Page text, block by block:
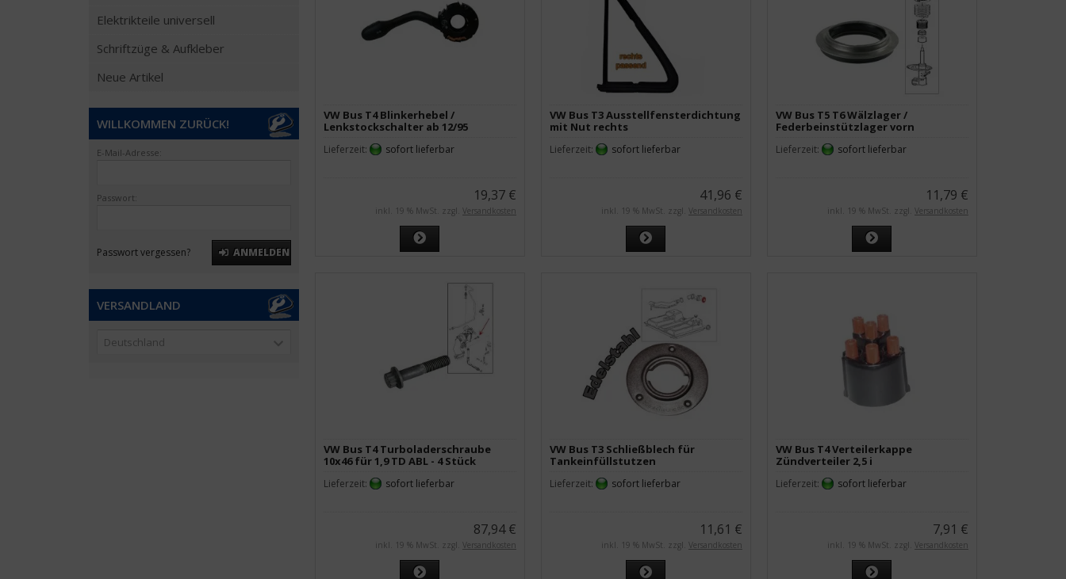
VW Bus T4 Blinkerhebel /
Lenkstockschalter ab 12/95
Lieferzeit: sofort lieferbar
19,37 €
inkl. 19 % MwSt. zzgl. Versandkosten
VW Bus T3 Ausstellfensterdichtung
mit Nut rechts
Lieferzeit: sofort lieferbar
41,96 €
inkl. 19 % MwSt. zzgl. Versandkosten
VW Bus T5 T6 Wälzlager /
Federbeinstützlager vorn
Lieferzeit: sofort lieferbar
11,79 €
inkl. 19 % MwSt. zzgl. Versandkosten
VW Bus T4 Turboladerschraube
10x46 für 1,9 TD ABL - 4 Stück
Lieferzeit: sofort lieferbar
87,94 €
inkl. 19 % MwSt. zzgl. Versandkosten
VW Bus T3 Schließblech für
Tankeinfüllstutzen
Lieferzeit: sofort lieferbar
11,61 €
inkl. 19 % MwSt. zzgl. Versandkosten
VW Bus T4 Verteilerkappe
Zündverteiler 2,5 i
Lieferzeit: sofort lieferbar
7,91 €
inkl. 19 % MwSt. zzgl. Versandkosten
Elektrikteile universell
Schriftzüge & Aufkleber
Neue Artikel
WILLKOMMEN ZURÜCK!
E-Mail-Adresse:
Passwort:
Passwort vergessen? ANMELDEN
VERSANDLAND
Deutschland